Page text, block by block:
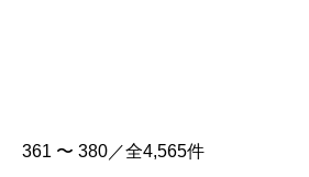
361 〜 380／全4,565件